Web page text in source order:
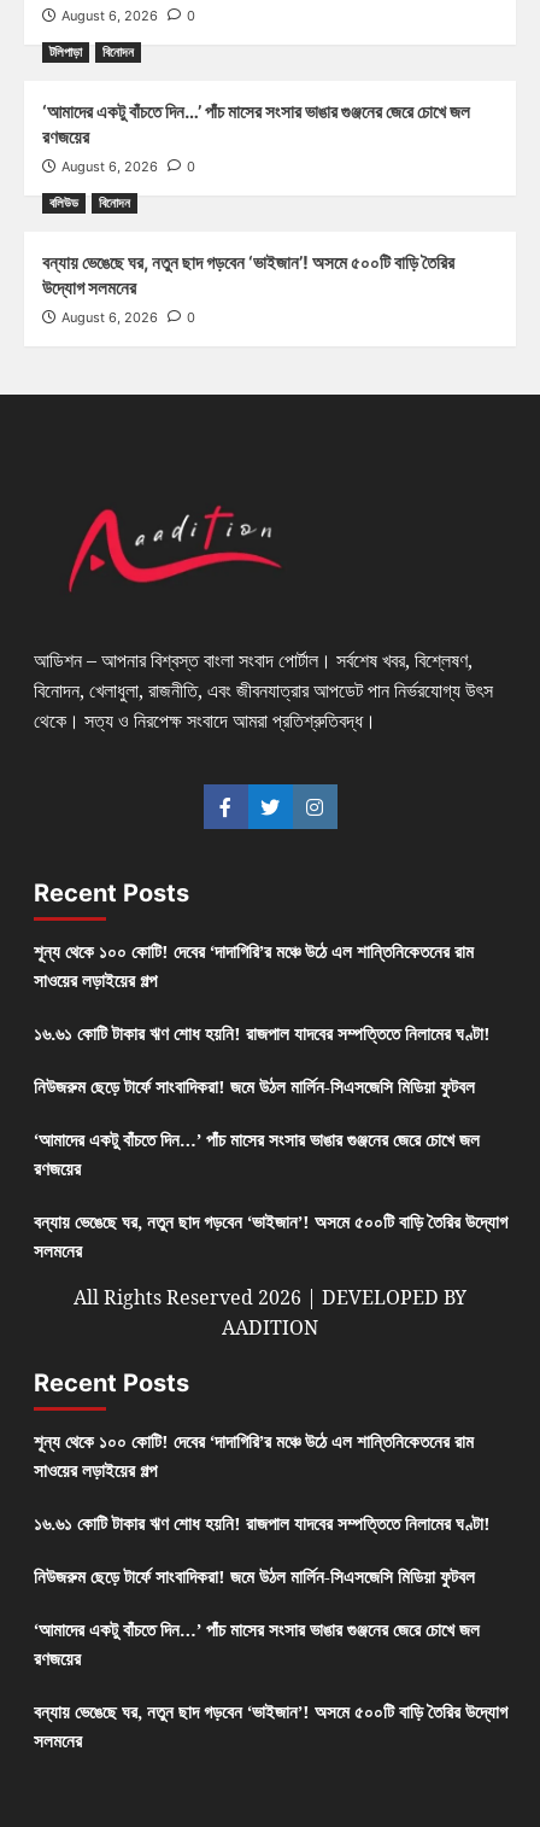
August 6, 2026 0
টলিপাড়া বিনোদন
‘আমাদের একটু বাঁচতে দিন…’ পাঁচ মাসের সংসার ভাঙার গুঞ্জনের জেরে চোখে জল
রণজয়ের
August 6, 2026 0
বলিউড বিনোদন
বন্যায় ভেঙেছে ঘর, নতুন ছাদ গড়বেন ‘ভাইজান’! অসমে ৫০০টি বাড়ি তৈরির
উদ্যোগ সলমনের
August 6, 2026 0
আডিশন – আপনার বিশ্বস্ত বাংলা সংবাদ পোর্টাল। সর্বশেষ খবর, বিশ্লেষণ,
বিনোদন, খেলাধুলা, রাজনীতি, এবং জীবনযাত্রার আপডেট পান নির্ভরযোগ্য উৎস
থেকে। সত্য ও নিরপেক্ষ সংবাদে আমরা প্রতিশ্রুতিবদ্ধ।
Recent Posts
শূন্য থেকে ১০০ কোটি! দেবের ‘দাদাগিরি’র মঞ্চে উঠে এল শান্তিনিকেতনের রাম
সাওয়ের লড়াইয়ের গল্প
১৬.৬১ কোটি টাকার ঋণ শোধ হয়নি! রাজপাল যাদবের সম্পত্তিতে নিলামের ঘণ্টা!
নিউজরুম ছেড়ে টার্ফে সাংবাদিকরা! জমে উঠল মার্লিন-সিএসজেসি মিডিয়া ফুটবল
‘আমাদের একটু বাঁচতে দিন…’ পাঁচ মাসের সংসার ভাঙার গুঞ্জনের জেরে চোখে জল
রণজয়ের
বন্যায় ভেঙেছে ঘর, নতুন ছাদ গড়বেন ‘ভাইজান’! অসমে ৫০০টি বাড়ি তৈরির উদ্যোগ
সলমনের
All Rights Reserved 2026 | DEVELOPED BY
AADITION
Recent Posts
শূন্য থেকে ১০০ কোটি! দেবের ‘দাদাগিরি’র মঞ্চে উঠে এল শান্তিনিকেতনের রাম
সাওয়ের লড়াইয়ের গল্প
১৬.৬১ কোটি টাকার ঋণ শোধ হয়নি! রাজপাল যাদবের সম্পত্তিতে নিলামের ঘণ্টা!
নিউজরুম ছেড়ে টার্ফে সাংবাদিকরা! জমে উঠল মার্লিন-সিএসজেসি মিডিয়া ফুটবল
‘আমাদের একটু বাঁচতে দিন…’ পাঁচ মাসের সংসার ভাঙার গুঞ্জনের জেরে চোখে জল
রণজয়ের
বন্যায় ভেঙেছে ঘর, নতুন ছাদ গড়বেন ‘ভাইজান’! অসমে ৫০০টি বাড়ি তৈরির উদ্যোগ
সলমনের